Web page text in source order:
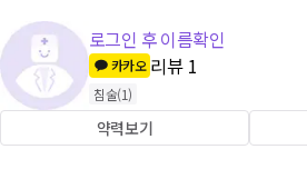
로그인 후 이름확인
카카오 리뷰 1
침술(1)
약력보기